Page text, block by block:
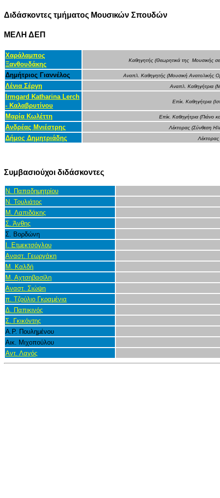
Διδάσκοντες τμήματος Μουσικών Σπουδών
ΜΕΛΗ ΔΕΠ
Χαράλαμπος
Ξανθουδάκης
Καθηγητής (Θεωρητικά της Μουσικής σε
Δημήτριος Γιαννέλος Αναπλ. Καθηγητής (Μουσική Ανατολικής
Λένια Σέργη Αναπλ. Καθηγήτρια
Irmgard Katharina Lerch
- Καλαβρυτίνου
Επίκ. Καθηγήτρια
Μαρία Κωλέττη Επίκ. Καθηγήτρια (Πιάνο
Ανδρέας Μνιέστρης Λέκτορας (Σύνθεση
Δήμος Δημητριάδης
Συμβασιούχοι διδάσκοντες
Ν. Παπαδημητρίου
Ν. Τουλιάτος
Μ. Λαπιδάκης
Σ. Άνθης
Σ. Βορδώνη
Ι. Ετμεκτσόγλου
Αναστ. Γεωργάκη
Μ. Καλδή
Μ. Αχτσηβασίλη
Αναστ. Σιώψη
π. Τζούλιο Γκραμένια
Δ. Παπικινός
Σ. Γκικόντης
Α.Ρ. Πουλημένου
Αικ. Μιχοπούλου
Αντ. Λαγός